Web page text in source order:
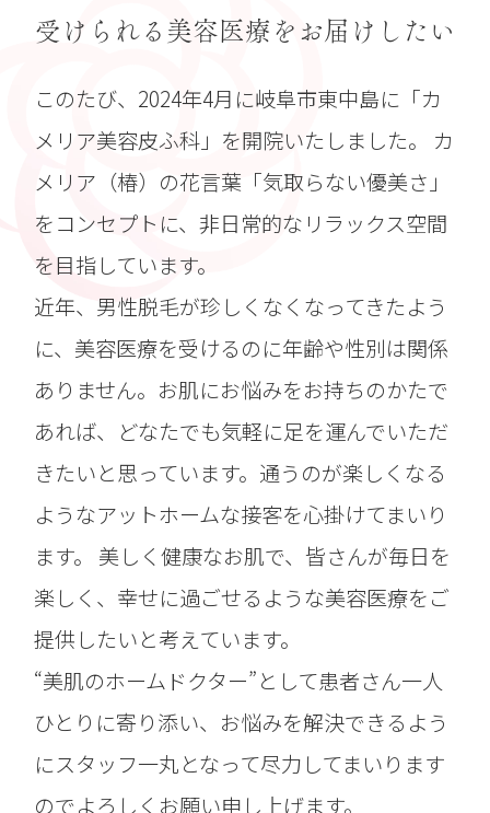
受けられる 美容医療をお届けしたい
このたび、2024年4月に岐阜市東中島に「カ
メリア美容皮ふ科」を開院いたしました。 カ
メリア（椿）の花言葉「気取らない優美さ」
をコンセプトに、非日常的なリラックス空間
を目指しています。
近年、男性脱毛が珍しくなくなってきたよう
に、美容医療を受けるのに年齢や性別は関係
ありません。お肌にお悩みをお持ちのかたで
あれば、どなたでも気軽に足を運んでいただ
きたいと思っています。通うのが楽しくなる
ようなアットホームな接客を心掛けてまいり
ます。 美しく健康なお肌で、皆さんが毎日を
楽しく、幸せに過ごせるような美容医療をご
提供したいと考えています。
“美肌のホームドクター”として患者さん一人
ひとりに寄り添い、お悩みを解決できるよう
にスタッフ一丸となって尽力してまいります
のでよろしくお願い申し上げます。